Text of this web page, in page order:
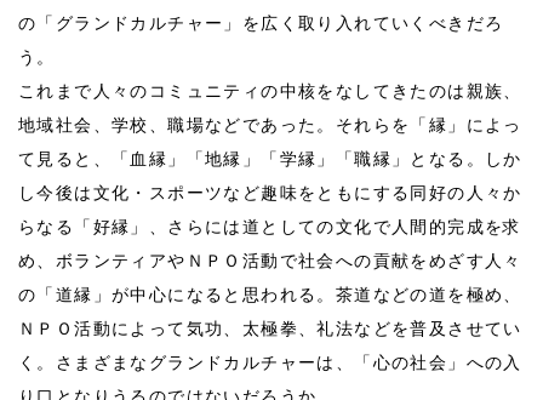
の「グランドカルチャー」を広く取り入れていくべきだろ
う。
これまで人々のコミュニティの中核をなしてきたのは親族、
地域社会、学校、職場などであった。それらを「縁」によっ
て見ると、「血縁」「地縁」「学縁」「職縁」となる。しか
し今後は文化・スポーツなど趣味をともにする同好の人々か
らなる「好縁」、さらには道としての文化で人間的完成を求
め、ボランティアやＮＰＯ活動で社会への貢献をめざす人々
の「道縁」が中心になると思われる。茶道などの道を極め、
ＮＰＯ活動によって気功、太極拳、礼法などを普及させてい
く。さまざまなグランドカルチャーは、「心の社会」への入